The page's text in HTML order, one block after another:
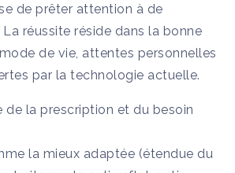
de prêter attention à de
réussite réside dans la bonne
de vie, attentes personnelles
par la technologie actuelle.
de la prescription et du besoin
la mieux adaptée (étendue du